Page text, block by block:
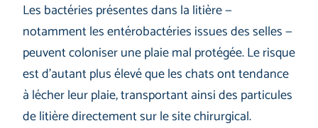
Les bactéries présentes dans la litière —
notamment les entérobactéries issues des selles —
peuvent coloniser une plaie mal protégée. Le risque
est d’autant plus élevé que les chats ont tendance
à lécher leur plaie, transportant ainsi des particules
de litière directement sur le site chirurgical.